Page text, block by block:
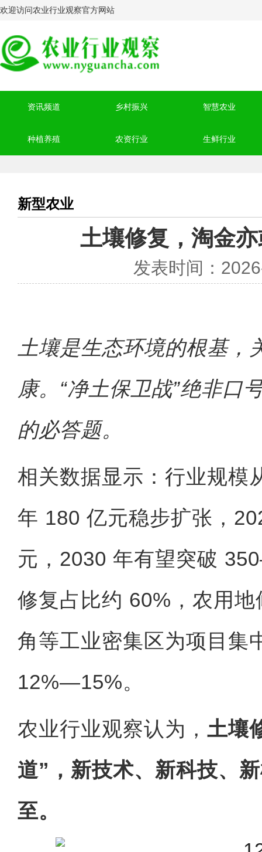
欢迎访问农业行业观察官方网站
资讯频道 乡村振兴 智慧农业
种植养殖 农资行业 生鲜行业
新型农业
土壤修复，淘金
发表时间：
土壤是生态环境的根基，
康。“净土保卫战”绝非口
的必答题。
相关数据显示：行业规模
年 180 亿元稳步扩张，
元，2030 年有望突破
修复占比约 60%，农用
角等工业密集区为项目集
12%—15%。
农业行业观察认为， 土壤
道”，新技术、新科技、
至。